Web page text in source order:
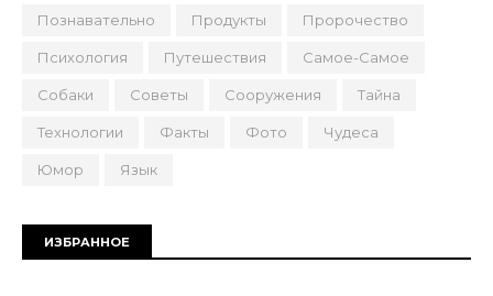
Познавательно Продукты Пророчество
Психология Путешествия Самое-Самое
Собаки Советы Сооружения Тайна
Технологии Факты Фото Чудеса
Юмор Язык
ИЗБРАННОЕ